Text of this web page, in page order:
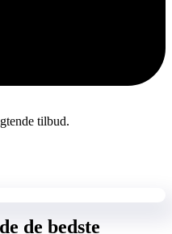
tilbud.
de bedste